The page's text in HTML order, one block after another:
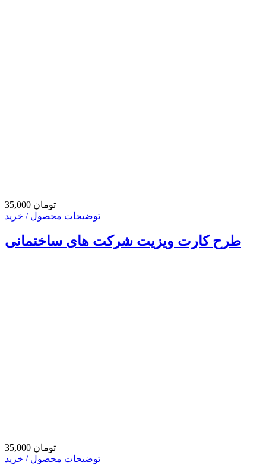
35,000 تومان
توضیحات محصول / خرید
طرح کارت ویزیت شرکت های ساختمانی
35,000 تومان
توضیحات محصول / خرید